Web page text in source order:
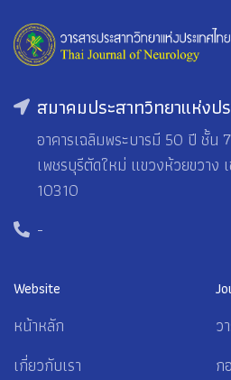
สมาคมประสาทวิทยาแห่งป
อาคารเฉลิมพระบารมี 50 ปี ชั้น
เพชรบุรีตัดใหม่ แขวงห้วยขวาง
10310
-
Website
หน้าหลัก
เกี่ยวกับเรา
ว
ก